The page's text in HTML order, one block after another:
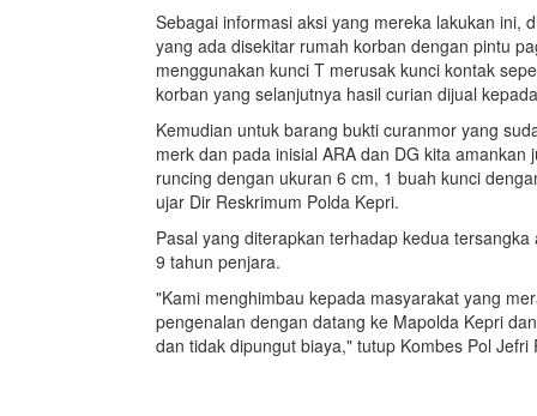
Sebagai informasi aksi yang mereka lakukan ini,
yang ada disekitar rumah korban dengan pintu
menggunakan kunci T merusak kunci kontak
korban yang selanjutnya hasil curian dijual
Kemudian untuk barang bukti curanmor yang
merk dan pada inisial ARA dan DG kita
runcing dengan ukuran 6 cm, 1 buah kunci
ujar Dir Reskrimum Polda Kepri.
Pasal yang diterapkan terhadap kedua
9 tahun penjara.
"Kami menghimbau kepada masyarakat yang
pengenalan dengan datang ke Mapolda Kepri
dan tidak dipungut biaya," tutup Kombes Pol Jefri